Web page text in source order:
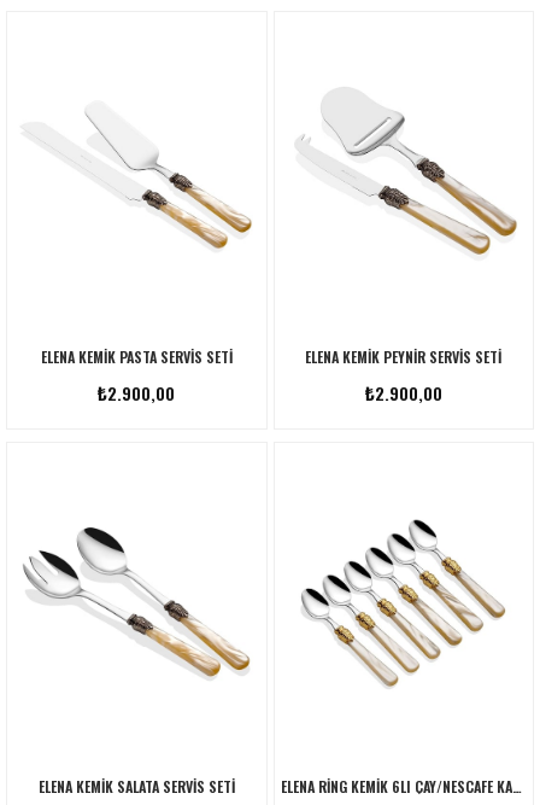
ELENA KEMIK PASTA SERVIS SETI
₺2.900,00
ELENA KEMIK PEYNIR SERVIS SETI
₺2.900,00
ELENA KEMIK SALATA SERVIS SETI ELENA RING KEMIK 6LI ÇAY/NESCAFE KAŞIK SETI